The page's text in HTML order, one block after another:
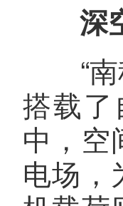
深空
“南
搭载
中，空
电场，